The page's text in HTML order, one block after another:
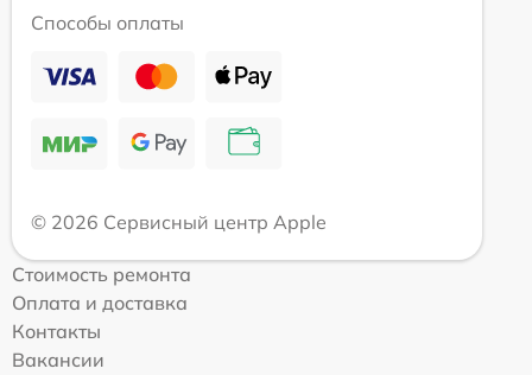
Способы оплаты
© 2026 Сервисный центр Apple
Стоимость ремонта
Оплата и доставка
Контакты
Вакансии